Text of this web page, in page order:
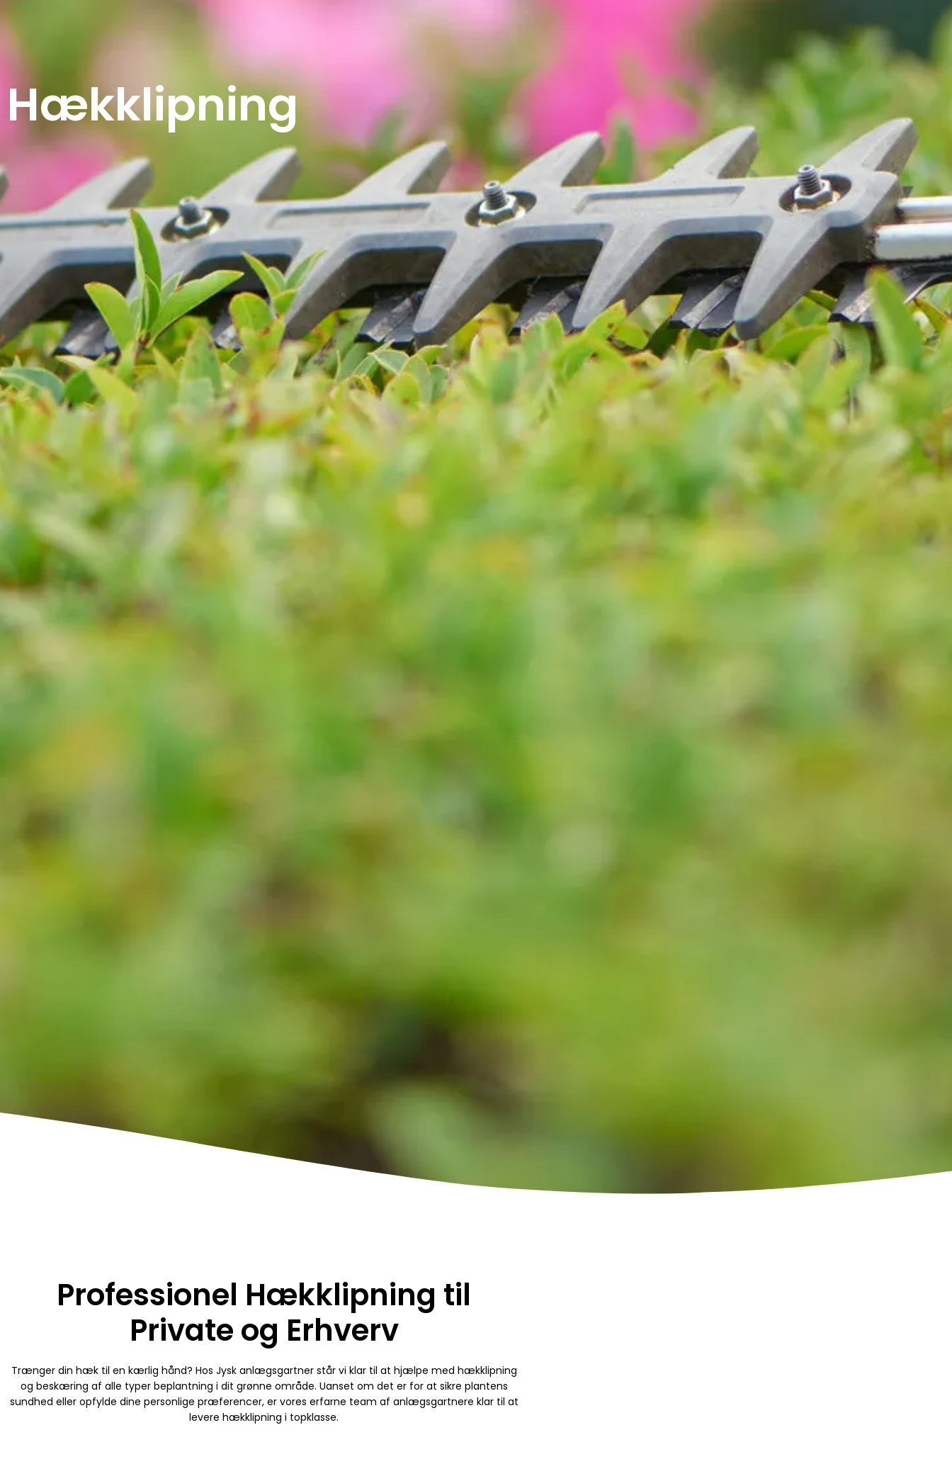
Hækklipning
Professionel Hækklipning til
Private og Erhverv
Trænger din hæk til en kærlig hånd? Hos Jysk anlægsgartner står vi klar til at hjælpe med hækklipning
og beskæring af alle typer beplantning i dit grønne område. Uanset om det er for at sikre plantens
sundhed eller opfylde dine personlige præferencer, er vores erfarne team af anlægsgartnere klar til at
levere hækklipning i topklasse.